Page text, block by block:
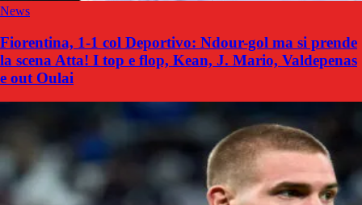
News
Fiorentina, 1-1 col Deportivo: Ndour-gol ma si prende
la scena Atta! I top e flop, Kean, J. Mario, Valdepenas
e out Oulai